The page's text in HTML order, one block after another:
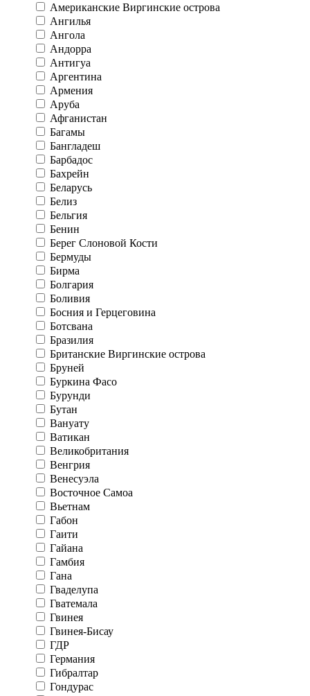
Американские Виргинские острова
Ангилья
Ангола
Андорра
Антигуа
Аргентина
Армения
Аруба
Афганистан
Багамы
Бангладеш
Барбадос
Бахрейн
Беларусь
Белиз
Бельгия
Бенин
Берег Слоновой Кости
Бермуды
Бирма
Болгария
Боливия
Босния и Герцеговина
Ботсвана
Бразилия
Британские Виргинские острова
Бруней
Буркина Фасо
Бурунди
Бутан
Вануату
Ватикан
Великобритания
Венгрия
Венесуэла
Восточное Самоа
Вьетнам
Габон
Гаити
Гайана
Гамбия
Гана
Гваделупа
Гватемала
Гвинея
Гвинея-Бисау
ГДР
Германия
Гибралтар
Гондурас